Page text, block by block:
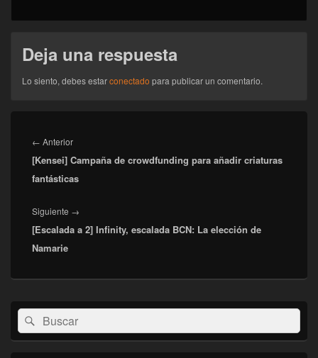
Deja una respuesta
Lo siento, debes estarconectado para publicar un comentario.
de
entradas
← AnteriorEntrada
anterior:
[Kensei] Campaña de crowdfunding para añadir criaturas
fantásticas
Siguiente →
siguiente:
[Escalada a 2] Infinity, escalada BCN: La elección de
Namarie
El
área
de
Buscar
por:
Buscar